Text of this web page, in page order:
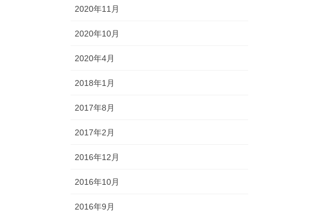
2020年11月
2020年10月
2020年4月
2018年1月
2017年8月
2017年2月
2016年12月
2016年10月
2016年9月